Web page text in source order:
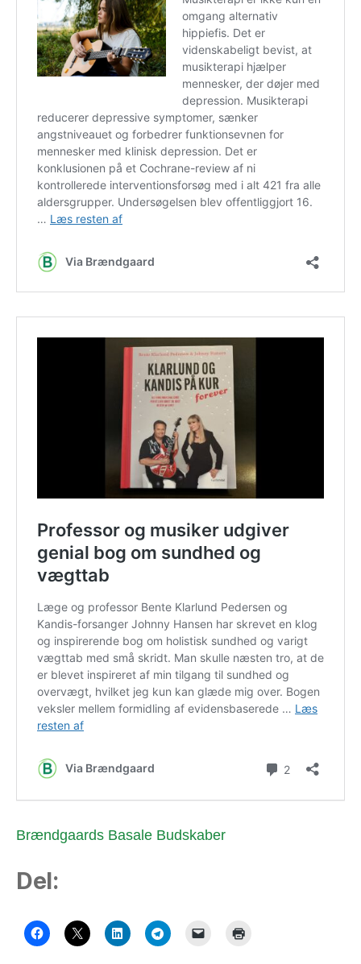
Brændgaards Basale Budskaber
Del: